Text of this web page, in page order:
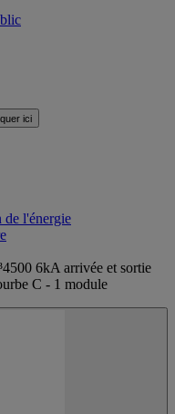
ici
de l'énergie
6kA arrivée et sortie
C - 1 module